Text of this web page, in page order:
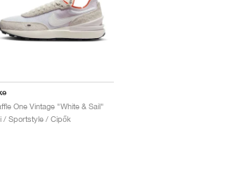
One Vintage "White & Sail"
/ Sportstyle / Cipők